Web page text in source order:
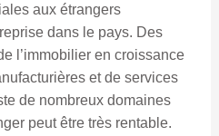
aux étrangers
dans le pays. Des
l’immobilier en croissance
et de services
de nombreux domaines
peut être très rentable.